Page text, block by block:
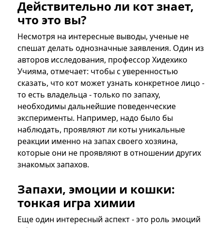
Действительно ли кот знает,
что это вы?
Несмотря на интересные выводы, ученые не
спешат делать однозначные заявления. Один из
авторов исследования, профессор Хидехико
Учияма, отмечает: чтобы с уверенностью
сказать, что кот может узнать конкретное лицо -
то есть владельца - только по запаху,
необходимы дальнейшие поведенческие
эксперименты. Например, надо было бы
наблюдать, проявляют ли коты уникальные
реакции именно на запах своего хозяина,
которые они не проявляют в отношении других
знакомых запахов.
Запахи, эмоции и кошки:
тонкая игра химии
Еще один интересный аспект - это роль эмоций